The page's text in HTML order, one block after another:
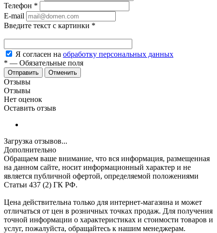
Телефон *
E-mail
Введите текст с картинки *
Я согласен на обработку персональных данных
* — Обязательные поля
Отменить
Отзывы
Отзывы
Нет оценок
Оставить отзыв
Загрузка отзывов...
Дополнительно
Обращаем ваше внимание, что вся информация, размещенная
на данном сайте, носит информационный характер и не
является публичной офертой, определяемой положениями
Статьи 437 (2) ГК РФ.
Цена действительна только для интернет-магазина и может
отличаться от цен в розничных точках продаж. Для получения
точной информации о характеристиках и стоимости товаров и
услуг, пожалуйста, обращайтесь к нашим менеджерам.